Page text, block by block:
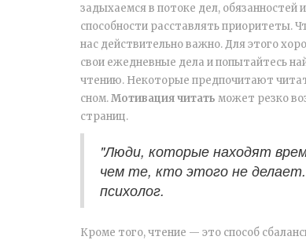
задыхаемся в потоке дел,
способности расставлять приоритеты.
нас действительно важно. Для этого
свои ежедневные дела и попытайтесь
чтению. Некоторые предпочитают
сном.Мотивация читать может резко
страниц.
"Люди, которые находят
чем те, кто этого не
психолог.
Кроме того, чтение — это способ